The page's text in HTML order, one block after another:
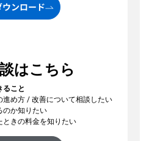
ンロード
はこちら
ること
進め方 / 改善について相談したい
のか知りたい
ときの料金を知りたい